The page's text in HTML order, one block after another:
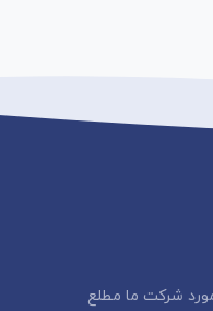
شرکت ما مطلع